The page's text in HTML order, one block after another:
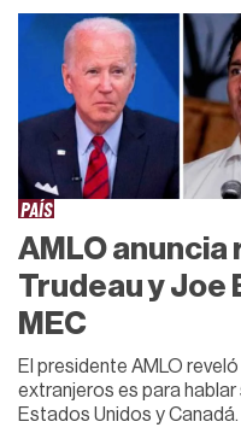
PAÍS
AMLO
Trudeau y Joe
MEC
El presidente AMLO
extranjeros es para
Estados Unidos y Canadá.